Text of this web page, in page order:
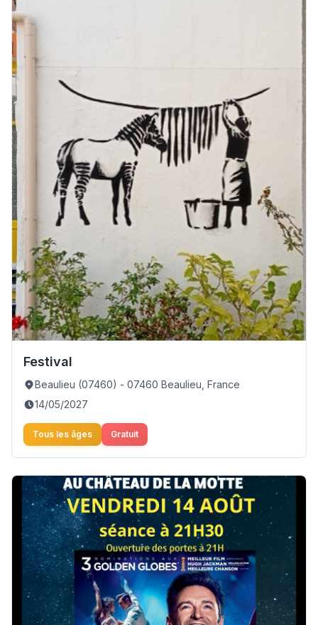
Festival
Beaulieu (07460) - 07460 Beaulieu, France
14/05/2027
Tous les âges Gratuit